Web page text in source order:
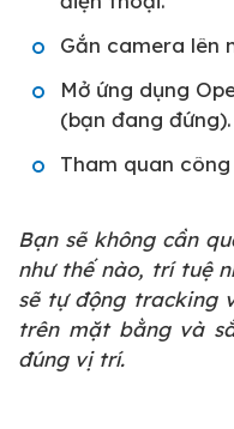
Gắn camera lên
Mở ứng dụng
(bạn đang đứng).
Tham quan
Bạn sẽ không cần
như thế nào, trí tuệ
sẽ tự động tracking
trên mặt bằng và
đúng vị trí.